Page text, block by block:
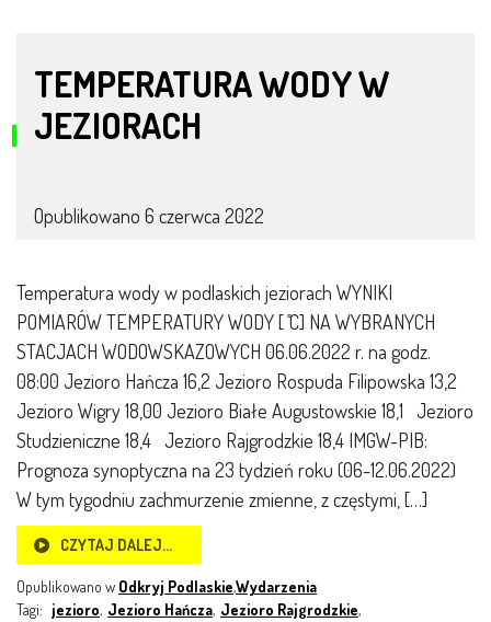
TEMPERATURA WODY W
JEZIORACH
Opublikowano 6 czerwca 2022
Temperatura wody w podlaskich jeziorach WYNIKI
POMIARÓW TEMPERATURY WODY [ ̊C] NA WYBRANYCH
STACJACH WODOWSKAZOWYCH 06.06.2022 r. na godz.
08:00 Jezioro Hańcza 16,2 Jezioro Rospuda Filipowska 13,2
Jezioro Wigry 18,00 Jezioro Białe Augustowskie 18,1 Jezioro
Studzieniczne 18,4 Jezioro Rajgrodzkie 18,4 IMGW-PIB:
Prognoza synoptyczna na 23 tydzień roku (06-12.06.2022)
W tym tygodniu zachmurzenie zmienne, z częstymi, […]
CZYTAJ DALEJ…
Opublikowano w Odkryj Podlaskie,Wydarzenia
Tagi: jezioro, Jezioro Hańcza, Jezioro Rajgrodzkie,